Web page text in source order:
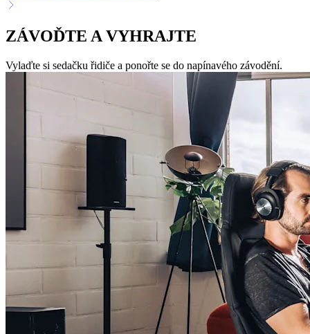
ZÁVOĎTE A VYHRAJTE
Vylaďte si sedačku řidiče a ponořte se do napínavého závodění.